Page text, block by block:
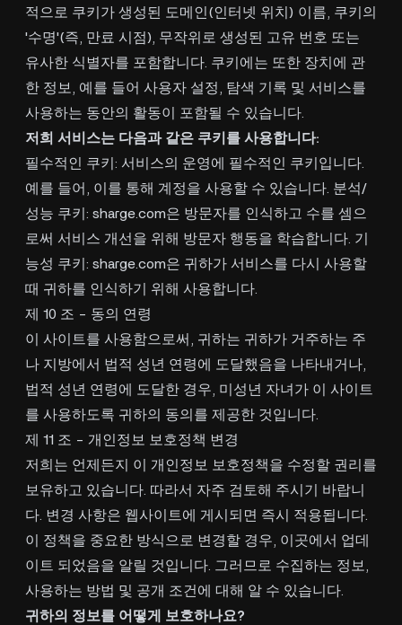
적으로 쿠키가 생성된 도메인(인터넷 위치) 이름, 쿠키의
'수명'(즉, 만료 시점), 무작위로 생성된 고유 번호 또는
유사한 식별자를 포함합니다. 쿠키에는 또한 장치에 관
한 정보, 예를 들어 사용자 설정, 탐색 기록 및 서비스를
사용하는 동안의 활동이 포함될 수 있습니다.
저희 서비스는 다음과 같은 쿠키를 사용합니다:
필수적인 쿠키: 서비스의 운영에 필수적인 쿠키입니다.
예를 들어, 이를 통해 계정을 사용할 수 있습니다. 분석/
성능 쿠키: sharge.com은 방문자를 인식하고 수를 셈으
로써 서비스 개선을 위해 방문자 행동을 학습합니다. 기
능성 쿠키: sharge.com은 귀하가 서비스를 다시 사용할
때 귀하를 인식하기 위해 사용합니다.
제 10 조 - 동의 연령
이 사이트를 사용함으로써, 귀하는 귀하가 거주하는 주
나 지방에서 법적 성년 연령에 도달했음을 나타내거나,
법적 성년 연령에 도달한 경우, 미성년 자녀가 이 사이트
를 사용하도록 귀하의 동의를 제공한 것입니다.
제 11 조 - 개인정보 보호정책 변경
저희는 언제든지 이 개인정보 보호정책을 수정할 권리를
보유하고 있습니다. 따라서 자주 검토해 주시기 바랍니
다. 변경 사항은 웹사이트에 게시되면 즉시 적용됩니다.
이 정책을 중요한 방식으로 변경할 경우, 이곳에서 업데
이트 되었음을 알릴 것입니다. 그러므로 수집하는 정보,
사용하는 방법 및 공개 조건에 대해 알 수 있습니다.
귀하의 정보를 어떻게 보호하나요?